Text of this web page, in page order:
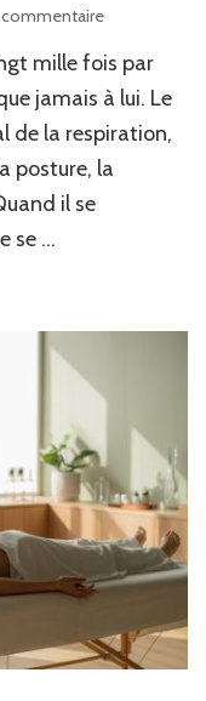
commentairesur
bloqué
:
ce
trouble
mille fois par
jamais à lui. Le
de la respiration,
posture, la
il se
se …